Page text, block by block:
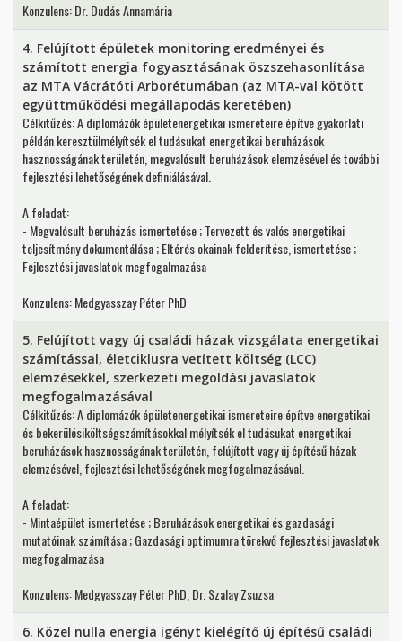
Konzulens: Dr. Dudás Annamária
4. Felújított épületek monitoring eredményei és
számított energia fogyasztásának öszszehasonlítása
az MTA Vácrátóti Arborétumában (az MTA-val kötött
együttműködési megállapodás keretében)
Célkitűzés: A diplomázók épületenergetikai ismereteire építve gyakorlati
példán keresztülmélyítsék el tudásukat energetikai beruházások
hasznosságának területén, megvalósult beruházások elemzésével és további
fejlesztési lehetőségének definiálásával.
A feladat:
- Megvalósult beruházás ismertetése ; Tervezett és valós energetikai
teljesítmény dokumentálása ; Eltérés okainak felderítése, ismertetése ;
Fejlesztési javaslatok megfogalmazása
Konzulens: Medgyasszay Péter PhD
5. Felújított vagy új családi házak vizsgálata energetikai
számítással, életciklusra vetített költség (LCC)
elemzésekkel, szerkezeti megoldási javaslatok
megfogalmazásával
Célkitűzés: A diplomázók épületenergetikai ismereteire építve energetikai
és bekerülésiköltségszámításokkal mélyítsék el tudásukat energetikai
beruházások hasznosságának területén, felújított vagy új építésű házak
elemzésével, fejlesztési lehetőségének megfogalmazásával.
A feladat:
- Mintaépület ismertetése ; Beruházások energetikai és gazdasági
mutatóinak számítása ; Gazdasági optimumra törekvő fejlesztési javaslatok
megfogalmazása
Konzulens: Medgyasszay Péter PhD, Dr. Szalay Zsuzsa
6. Közel nulla energia igényt kielégítő új építésű családi